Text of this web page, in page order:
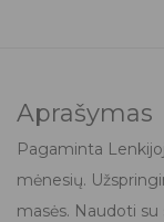
Aprašymas
Pagaminta
mėnesių.
masės. Naudoti